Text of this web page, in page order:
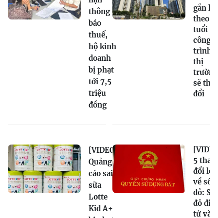
thông
báo
thuế,
hộ kinh
doanh
bị phạt
tới 7,5
triệu
đồng
gắn
theo
tuổi
công
trình,
thị
trường
sẽ
đổi
[VIDEO]
Quảng
cáo sai
sữa
Lotte
Kid A+
5 thay
đổi lớn
về sổ
đỏ: Sổ
đỏ
tử và